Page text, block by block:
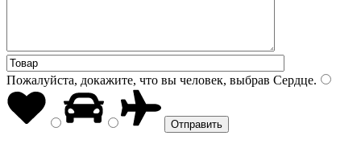
Пожалуйста, докажите, что вы человек, выбрав Сердце.